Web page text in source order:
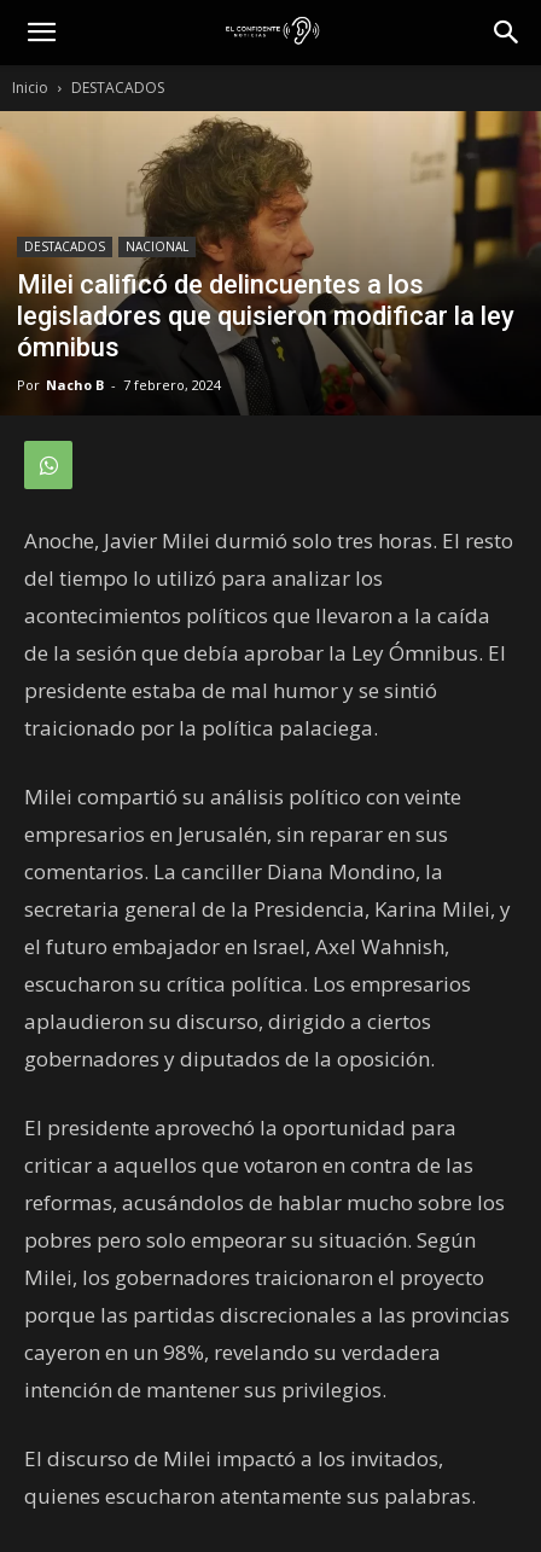
Inicio DESTACADOS
DESTACADOS NACIONAL
Milei calificó de delincuentes a los
legisladores que quisieron modificar la ley
ómnibus
Por Nacho B - 7 febrero, 2024
Anoche, Javier Milei durmió solo tres horas. El resto
del tiempo lo utilizó para analizar los
acontecimientos políticos que llevaron a la caída
de la sesión que debía aprobar la Ley Ómnibus. El
presidente estaba de mal humor y se sintió
traicionado por la política palaciega.
Milei compartió su análisis político con veinte
empresarios en Jerusalén, sin reparar en sus
comentarios. La canciller Diana Mondino, la
secretaria general de la Presidencia, Karina Milei, y
el futuro embajador en Israel, Axel Wahnish,
escucharon su crítica política. Los empresarios
aplaudieron su discurso, dirigido a ciertos
gobernadores y diputados de la oposición.
El presidente aprovechó la oportunidad para
criticar a aquellos que votaron en contra de las
reformas, acusándolos de hablar mucho sobre los
pobres pero solo empeorar su situación. Según
Milei, los gobernadores traicionaron el proyecto
porque las partidas discrecionales a las provincias
cayeron en un 98%, revelando su verdadera
intención de mantener sus privilegios.
El discurso de Milei impactó a los invitados,
quienes escucharon atentamente sus palabras.